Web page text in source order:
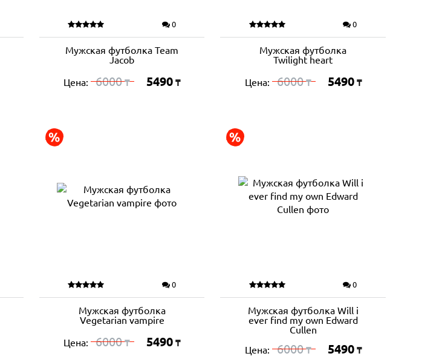
0
Мужская футболка Team
Jacob
Цена: 6000₸ 5490 ₸
0
Мужская футболка
Twilight heart
Цена: 6000₸ 5490 ₸
0
Мужская футболка
Vegetarian vampire
Цена: 6000₸ 5490 ₸
0
Мужская футболка Will i
ever find my own Edward
Cullen
Цена:
6000₸ 5490 ₸